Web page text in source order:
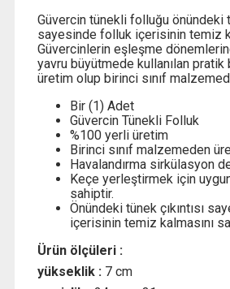
Güvercin tünekli folluğu önündeki
sayesinde folluk içerisinin temiz
Güvercinlerin eşleşme
yavru büyütmede kullanılan pratik
üretim olup birinci sınıf
Bir (1) Adet
Güvercin Tünekli Folluk
%100 yerli üretim
Birinci sınıf malzemeden
Havalandırma sirkülasyon
Keçe yerleştirmek için
sahiptir.
Önündeki tünek çıkıntısı
içerisinin temiz kalmasını
Ürün ölçüleri :
yükseklik : 7 cm